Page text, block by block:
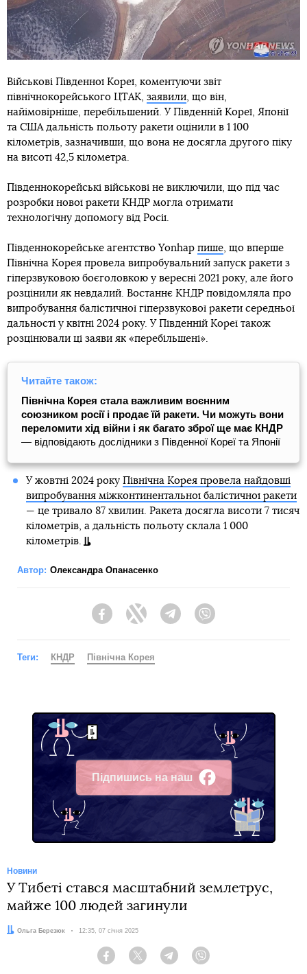
Військові Південної Кореї, коментуючи звіт
північнокорейського ЦТАК, заявили, що він,
найімовірніше, перебільшений. У Південній Кореї, Японії
та США дальність польоту ракети оцінили в 1 100
кілометрів, зазначивши, що вона не досягла другого піку
на висоті 42,5 кілометра.
Південнокорейські військові не виключили, що під час
розробки нової ракети КНДР могла отримати
технологічну допомогу від Росії.
Південнокорейське агентство Yonhap пише, що вперше
Північна Корея провела випробувальний запуск ракети з
гіперзвуковою боєголовкою у вересні 2021 року, але його
розцінили як невдалий. Востаннє КНДР повідомляла про
випробування балістичної гіперзвукової ракети середньої
дальності у квітні 2024 року. У Південній Кореї також
розцінювали ці заяви як «перебільшені».
Читайте також:
Північна Корея стала важливим воєнним
союзником росії і продає їй ракети. Чи можуть вони
переломити хід війни і як багато зброї ще має КНДР
— відповідають дослідники з Південної Кореї та Японії
У жовтні 2024 року Північна Корея провела найдовші
випробування міжконтинентальної балістичної ракети
— це тривало 87 хвилин. Ракета досягла висоти 7 тисяч
кілометрів, а дальність польоту склала 1 000
кілометрів.
Автор: Олександра Опанасенко
FacebookTwitter Telegram
Теги: КНДР Північна Корея
Підпишись на наш
Facebook
Новини
У Тибеті стався масштабний землетрус,
майже 100 людей загинули
Автор:
Ольга Березюк Дата:
12:35, 07 січня 2025
Facebook Twitter Telegram